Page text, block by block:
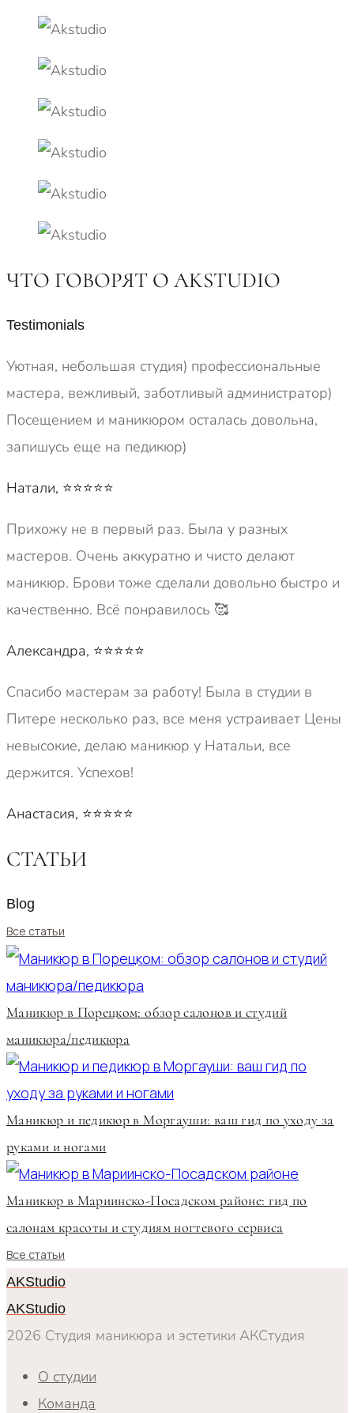
ЧТО ГОВОРЯТ О AKSTUDIO
Testimonials
Уютная, небольшая студия) профессиональные
мастера, вежливый, заботливый администратор)
Посещением и маникюром осталась довольна,
запишусь еще на педикюр)
Натали, ⭐⭐⭐⭐⭐
Прихожу не в первый раз. Была у разных
мастеров. Очень аккуратно и чисто делают
маникюр. Брови тоже сделали довольно быстро и
качественно. Всё понравилось 🥰
Александра, ⭐⭐⭐⭐⭐
Спасибо мастерам за работу! Была в студии в
Питере несколько раз, все меня устраивает Цены
невысокие, делаю маникюр у Натальи, все
держится. Успехов!
Анастасия, ⭐⭐⭐⭐⭐
СТАТЬИ
Blog
Все статьи
Маникюр в Порецком: обзор салонов и студий
маникюра/педикюра
Маникюр и педикюр в Моргауши: ваш гид по уходу за
руками и ногами
Маникюр в Мариинско-Посадском районе: гид по
салонам красоты и студиям ногтевого сервиса
Все статьи
AKStudio
AKStudio
2026 Студия маникюра и эстетики АКСтудия
О студии
Команда